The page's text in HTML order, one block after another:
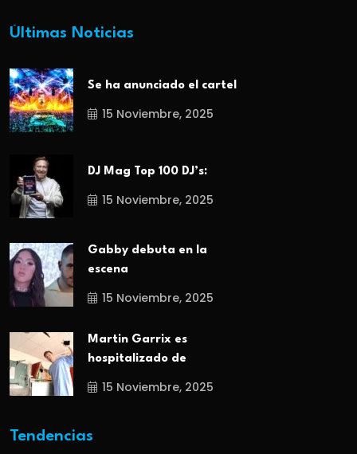
Últimas Noticias
Se ha anunciado el cartel
15 Noviembre, 2025
DJ Mag Top 100 DJ’s:
15 Noviembre, 2025
Gabby debuta en la
escena
15 Noviembre, 2025
Martin Garrix es
hospitalizado de
15 Noviembre, 2025
Tendencias